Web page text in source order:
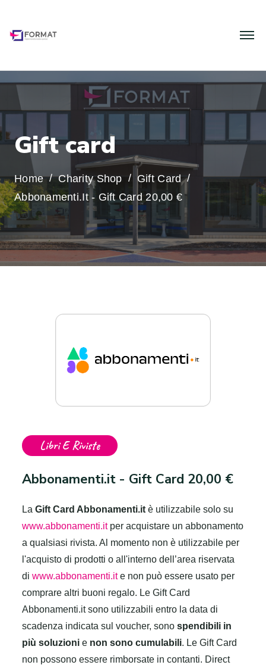
Gift card
Home Charity Shop
Gift Card
Abbonamenti.it - Gift Card 20,00 €
Libri E Riviste
Abbonamenti.it - Gift Card 20,00 €
LaGift Card Abbonamenti.it è utilizzabile solo su
www.abbonamenti.itper acquistare un abbonamento
a qualsiasi rivista. Al momento non è utilizzabile per
l'acquisto di prodotti o all'interno dell’area riservata
diwww.abbonamenti.ite non può essere usato per
comprare altri buoni regalo. Le Gift Card
Abbonamenti.it sono utilizzabili entro la data di
scadenza indicata sul voucher, sonospendibili in
più soluzioni e non sono cumulabili. Le Gift Card
non possono essere rimborsate in contanti. Direct